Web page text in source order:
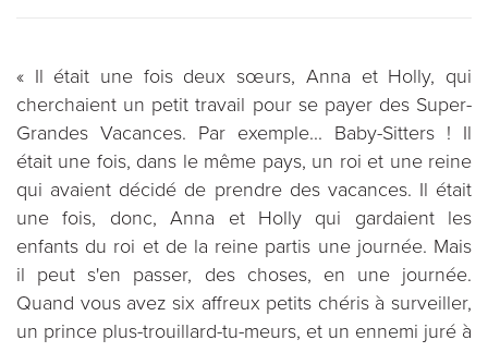
« Il était une fois deux sœurs, Anna et Holly, qui
cherchaient un petit travail pour se payer des Super-
Grandes Vacances. Par exemple... Baby-Sitters ! Il
était une fois, dans le même pays, un roi et une reine
qui avaient décidé de prendre des vacances. Il était
une fois, donc, Anna et Holly qui gardaient les
enfants du roi et de la reine partis une journée. Mais
il peut s'en passer, des choses, en une journée.
Quand vous avez six affreux petits chéris à surveiller,
un prince plus-trouillard-tu-meurs, et un ennemi juré à